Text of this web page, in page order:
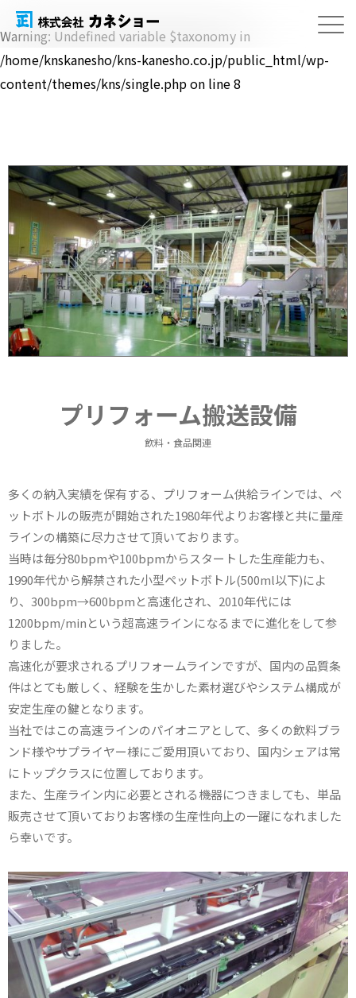
Warning: Undefined variable $taxonomy in
/home/knskanesho/kns-kanesho.co.jp/public_html/wp-
content/themes/kns/single.phpon line8
プリフォーム搬送設備
飲料・食品関連
多くの納入実績を保有する、プリフォーム供給ラインでは、ペ
ットボトルの販売が開始された1980年代よりお客様と共に量産
ラインの構築に尽力させて頂いております。
当時は毎分80bpmや100bpmからスタートした生産能力も、
1990年代から解禁された小型ペットボトル(500ml以下)によ
り、300bpm→600bpmと高速化され、2010年代には
1200bpm/minという超高速ラインになるまでに進化をして参
りました。
高速化が要求されるプリフォームラインですが、国内の品質条
件はとても厳しく、経験を生かした素材選びやシステム構成が
安定生産の鍵となります。
当社ではこの高速ラインのパイオニアとして、多くの飲料ブラ
ンド様やサプライヤー様にご愛用頂いており、国内シェアは常
にトップクラスに位置しております。
また、生産ライン内に必要とされる機器につきましても、単品
販売させて頂いておりお客様の生産性向上の一躍になれました
ら幸いです。